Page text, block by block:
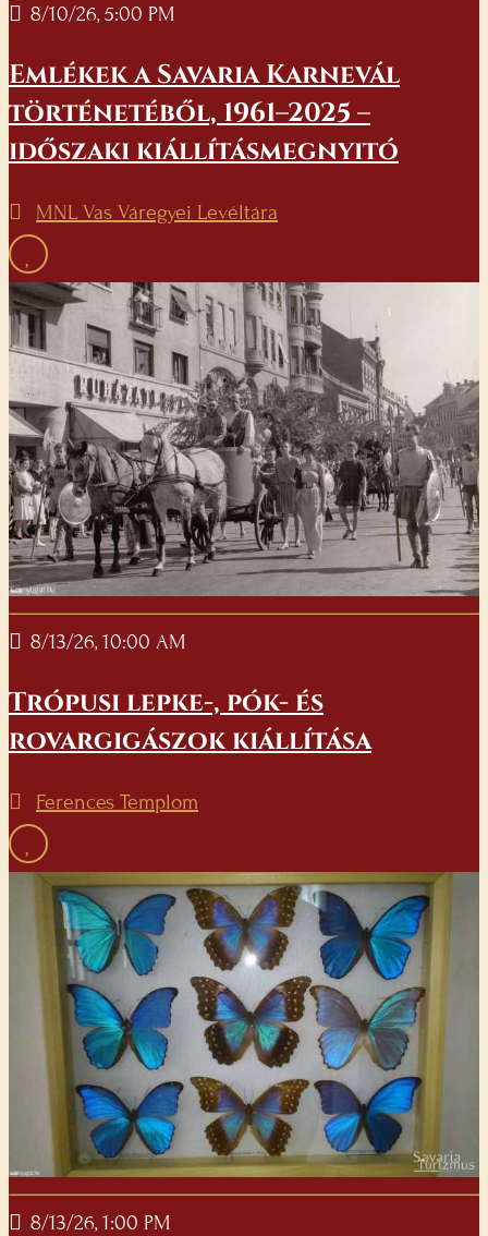
8/10/26, 5:00 PM
Emlékek a Savaria Karnevál
történetéből, 1961–2025 –
időszaki kiállításmegnyitó
MNL Vas Váregyei Levéltára
8/13/26, 10:00 AM
Trópusi lepke-, pók- és
rovargigászok kiállítása
Ferences Templom
8/13/26, 1:00 PM